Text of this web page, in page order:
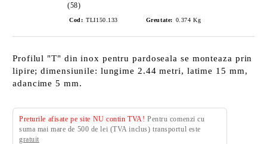
(58)
Cod: TLI150.133 Greutate: 0.374 Kg
Profilul "T" din inox pentru pardoseala se monteaza prin
lipire; dimensiunile: lungime 2.44 metri, latime 15 mm,
adancime 5 mm.
Preturile afisate pe site NU contin TVA! Pentru comenzi cu
suma mai mare de 500 de lei (TVA inclus) transportul este
gratuit